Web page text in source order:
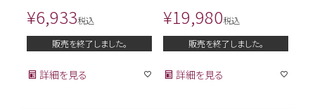
¥6,933税込
販売を終了しました。
詳細を見る
¥19,980税込
販売を終了しました。
詳細を見る